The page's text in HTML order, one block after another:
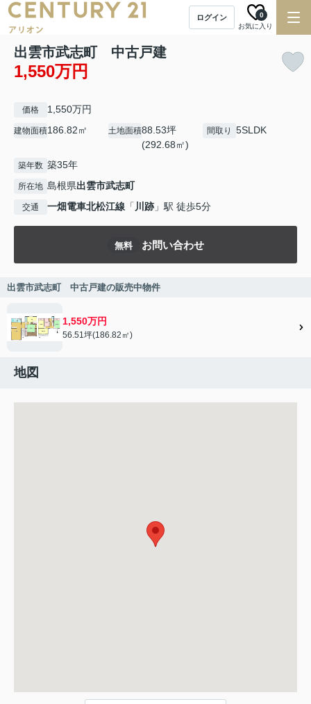
ログイン
お気に入り
0
出雲市武志町 中古戸建
1,550万円
価格 1,550万円
建物面積186.82㎡ 土地面積88.53坪
(292.68㎡)
間取り 5SLDK
築年数 築35年
所在地 島根県出雲市武志町
交通 一畑電車北松江線 「 川跡 」駅 徒歩5分
無料 お問い合わせ
出雲市武志町 中古戸建の販売中物件
1,550万円
56.51坪(186.82㎡)
地図